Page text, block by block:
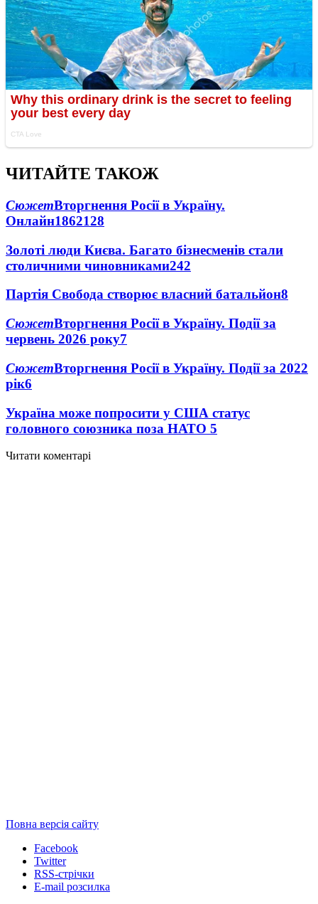
ЧИТАЙТЕ ТАКОЖ
СюжетВторгнення Росії в Україну.
Онлайн1862128
Золоті люди Києва. Багато бізнесменів стали
столичними чиновниками242
Партія Свобода створює власний батальйон8
СюжетВторгнення Росії в Україну. Події за
червень 2026 року7
СюжетВторгнення Росії в Україну. Події за 2022
рік6
Україна може попросити у США статус
головного союзника поза НАТО 5
Читати коментарі
Повна версія сайту
Facebook
Twitter
RSS-стрічки
E-mail розсилка